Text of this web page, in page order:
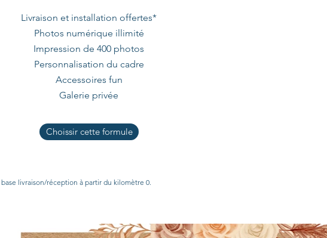
Livraison et installation offertes*
Photos numérique illimité
Impression de 400 photos
Personnalisation du cadre
Accessoires fun
Galerie privée
Choissir cette formule
livraison/réception à partir du kilomètre 0.